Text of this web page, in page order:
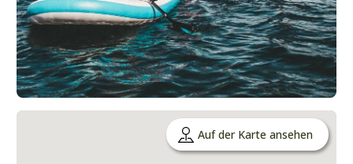
Auf der Karte ansehen